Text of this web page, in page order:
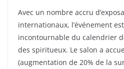
Avec un nombre accru
internationaux, l’événement
incontournable du calendrier
des spiritueux. Le salon a
(augmentation de 20% de la